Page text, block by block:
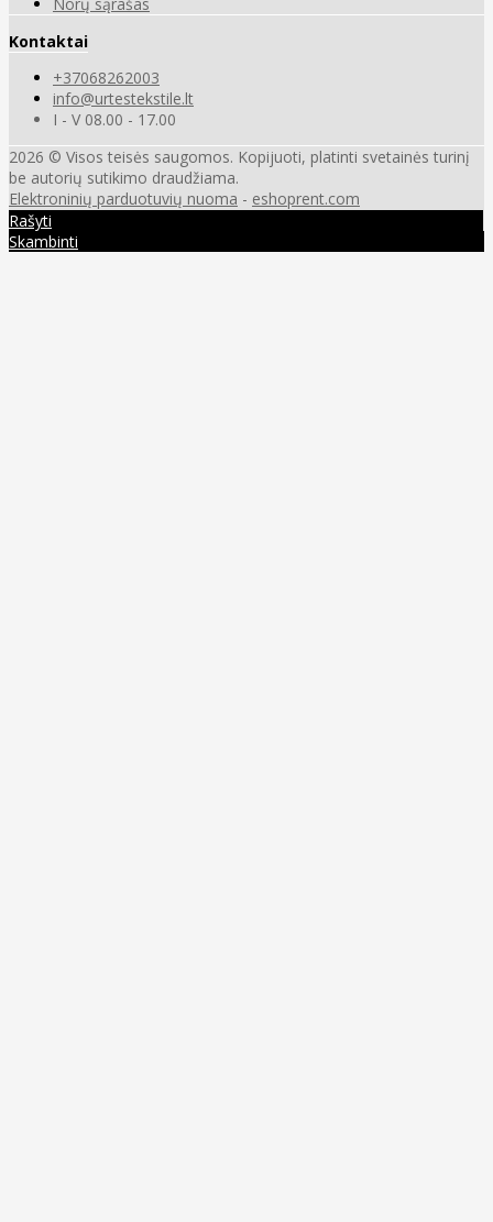
Kontaktai
+37068262003
info@urtestekstile.lt
I - V 08.00 - 17.00
2026 © Visos teisės saugomos. Kopijuoti, platinti svetainės turinį
be autorių sutikimo draudžiama.
Elektroninių parduotuvių nuoma - eshoprent.com
Rašyti
Skambinti